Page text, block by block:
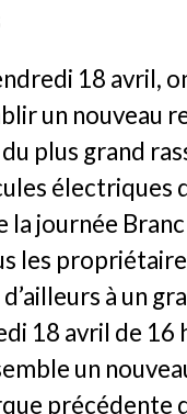
18 avril,
un nouveau
plus grand
électriques
journée
les
à un
18 avril de 16
un
précédente